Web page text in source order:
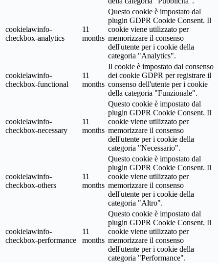
cookielawinfo-
checkbox-analytics
11
months
Questo cookie è impostato dal
plugin GDPR Cookie Consent. Il
cookie viene utilizzato per
memorizzare il consenso
dell'utente per i cookie della
categoria "Analytics".
cookielawinfo-
checkbox-functional
11
months
Il cookie è impostato dal consenso
dei cookie GDPR per registrare il
consenso dell'utente per i cookie
della categoria "Funzionale".
cookielawinfo-
checkbox-necessary
11
months
Questo cookie è impostato dal
plugin GDPR Cookie Consent. Il
cookie viene utilizzato per
memorizzare il consenso
dell'utente per i cookie della
categoria "Necessario".
cookielawinfo-
checkbox-others
11
months
Questo cookie è impostato dal
plugin GDPR Cookie Consent. Il
cookie viene utilizzato per
memorizzare il consenso
dell'utente per i cookie della
categoria "Altro".
cookielawinfo-
checkbox-performance
11
months
Questo cookie è impostato dal
plugin GDPR Cookie Consent. Il
cookie viene utilizzato per
memorizzare il consenso
dell'utente per i cookie della
categoria "Performance".